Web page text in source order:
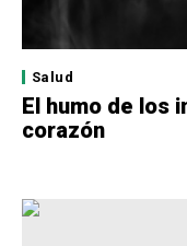
Salud
El humo de los
corazón